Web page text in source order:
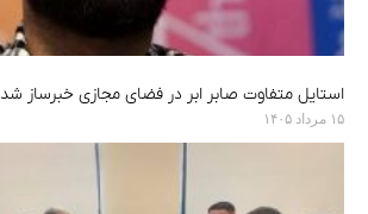
استایل متفاوت صابر ابر در فضای مجازی خبرساز شد
۱۵ مرداد ۱۴۰۵